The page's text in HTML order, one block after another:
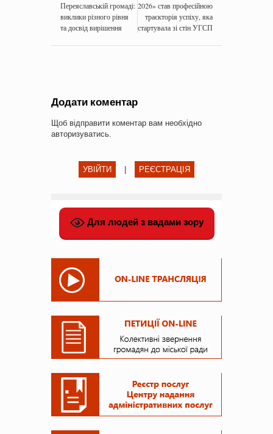
Переяславській громаді:
виклики різного рівня
та досвід вирішення
2026» став професійною
траєкторія успіху, яка
стартувала зі стін УГСП
Додати коментар
Щоб відправити коментар вам необхідно
авторизуватись.
УВІЙТИ РЕЄСТРАЦІЯ
Для людей з вадами зору